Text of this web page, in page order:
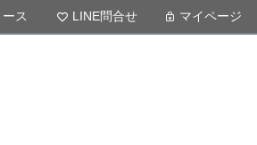
ス LINE問合せ マイページ